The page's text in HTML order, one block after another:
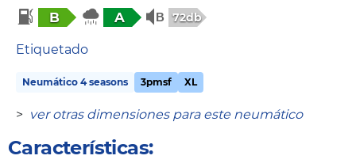
B A 72db
Etiquetado
Neumático 4 seasons 3pmsf XL
> ver otras dimensiones para este neumático
Características: